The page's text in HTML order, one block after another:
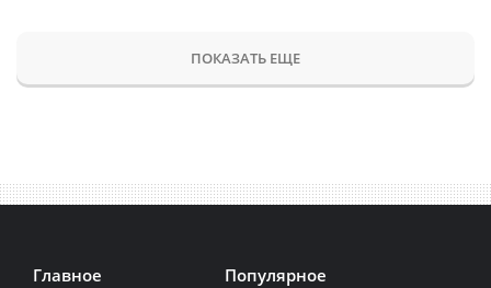
ПОКАЗАТЬ ЕЩЕ
Главное Популярное